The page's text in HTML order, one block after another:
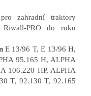
zahradní traktory
Riwall-PRO do roku
E 13/96 T, E 13/96 H,
95.165 H, ALPHA
106.220 HP, ALPHA
T, 92.130 T, 92.165